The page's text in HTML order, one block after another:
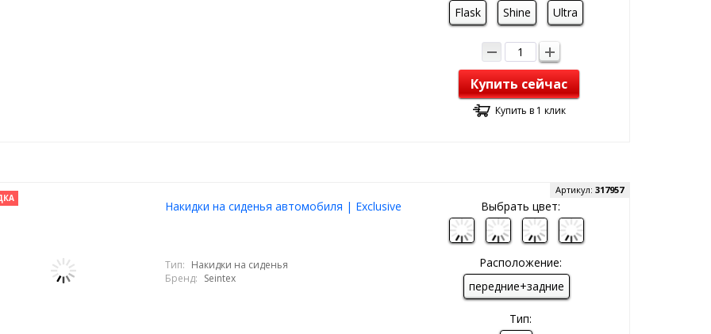
Flask
Shine Ultra
Купить сейчас
Купить в 1 клик
Накидки на сиденья автомобиля | Exclusive
Артикул: 317957
Тип: Накидки на сиденья
Бренд: Seintex
Выбрать цвет:
Расположение:
передние+задние
Тип: